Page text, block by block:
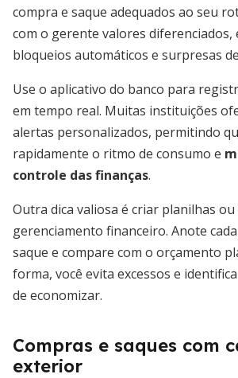
compra e saque adequados ao seu
com o gerente valores diferenciados,
bloqueios automáticos e surpresas
Use o aplicativo do banco para
em tempo real. Muitas instituições
alertas personalizados, permitindo
rapidamente o ritmo de consumo e
controle das finanças.
Outra dica valiosa é criar planilhas
gerenciamento financeiro. Anote
saque e compare com o orçamento
forma, você evita excessos e
de economizar.
Compras e saques com
exterior